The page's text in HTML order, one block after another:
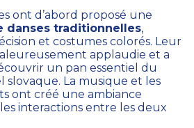
ont d’abord proposé une
danses traditionnelles,
et costumes colorés. Leur
applaudie et a
un pan essentiel du
La musique et les
ont créé une ambiance
interactions entre les deux